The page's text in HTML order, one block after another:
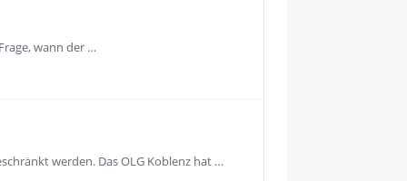
wann der …
werden. Das OLG Koblenz hat …